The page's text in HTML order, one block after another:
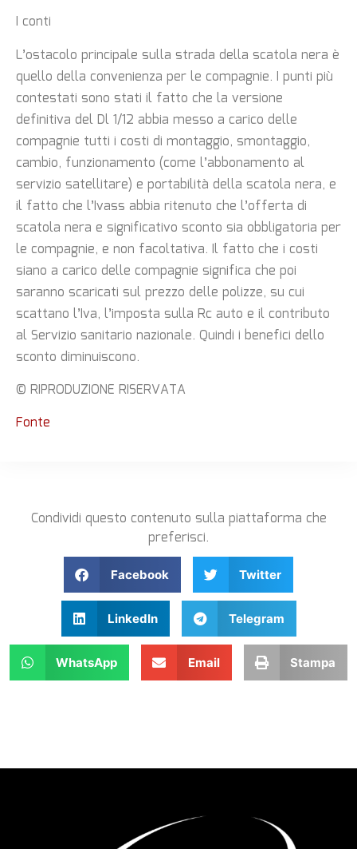
I conti
L’ostacolo principale sulla strada della scatola nera è
quello della convenienza per le compagnie. I punti più
contestati sono stati il fatto che la versione
definitiva del Dl 1/12 abbia messo a carico delle
compagnie tutti i costi di montaggio, smontaggio,
cambio, funzionamento (come l’abbonamento al
servizio satellitare) e portabilità della scatola nera, e
il fatto che l’Ivass abbia ritenuto che l’offerta di
scatola nera e significativo sconto sia obbligatoria per
le compagnie, e non facoltativa. Il fatto che i costi
siano a carico delle compagnie significa che poi
saranno scaricati sul prezzo delle polizze, su cui
scattano l’Iva, l’imposta sulla Rc auto e il contributo
al Servizio sanitario nazionale. Quindi i benefici dello
sconto diminuiscono.
© RIPRODUZIONE RISERVATA
Fonte
Condividi questo contenuto sulla piattaforma che
preferisci.
Facebook Twitter
LinkedIn Telegram
WhatsApp Email Stampa